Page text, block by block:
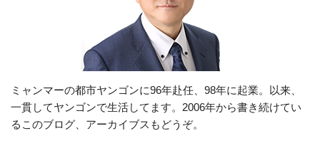
ミャンマーの都市ヤンゴンに96年赴任、98年に起業。以来、
一貫してヤンゴンで生活してます。2006年から書き続けてい
るこのブログ、アーカイブスもどうぞ。